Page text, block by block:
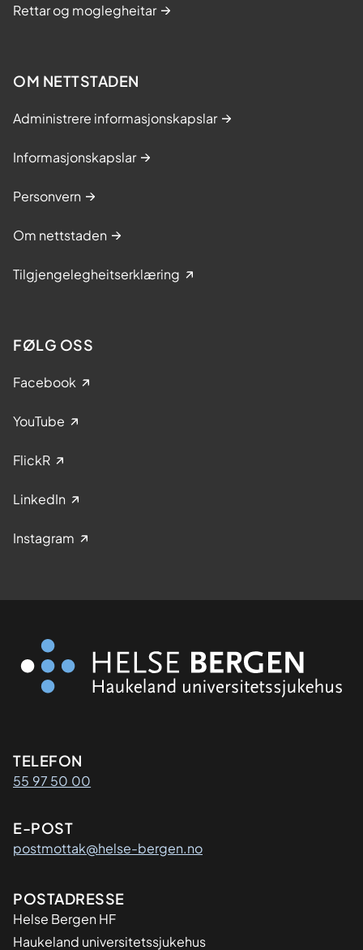
Rettar og moglegheitar
OM NETTSTADEN
Administrere informasjonskapslar
Informasjonskapslar
Personvern
Om nettstaden
Tilgjengelegheitserklæring
FØLG OSS
Facebook
YouTube
FlickR
LinkedIn
Instagram
Kontaktinformasjon
TELEFON
55 97 50 00
E-POST
postmottak@helse-bergen.no
Adresse
POSTADRESSE
Helse Bergen HF
Haukeland universitetssjukehus